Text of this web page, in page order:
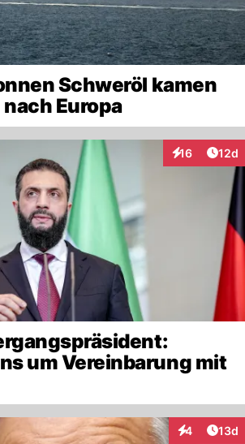
Schweröl kamen
Europa
16
Interaktionen
12d
um Vereinbarung mit
4
Interaktionen
13d